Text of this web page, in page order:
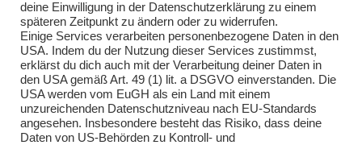
Übungen 2020
Übungen 2021
Übungen 2022
Übungen 2023
Übungen 2024
deine Einwilligung in der Datenschutzerklärung zu einem
späteren Zeitpunkt zu ändern oder zu widerrufen.
Einige Services verarbeiten personenbezogene Daten in den
USA. Indem du der Nutzung dieser Services zustimmst,
erklärst du dich auch mit der Verarbeitung deiner Daten in
den USA gemäß Art. 49 (1) lit. a DSGVO einverstanden. Die
USA werden vom EuGH als ein Land mit einem
unzureichenden Datenschutzniveau nach EU-Standards
angesehen. Insbesondere besteht das Risiko, dass deine
Daten von US-Behörden zu Kontroll- und